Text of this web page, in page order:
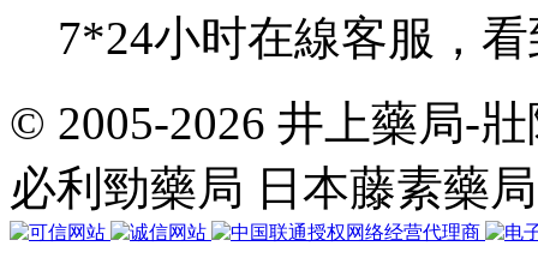
7*24小时在線客服，
共
行
37
個
查
© 2005-2026 井上藥局-
必利勁藥局 日本藤素藥